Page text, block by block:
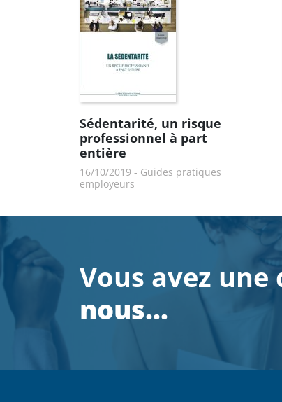
Sédentarité, un risque
professionnel à part
entière
16/10/2019 - Guides pratiques
employeurs
Vous avez une
nous…